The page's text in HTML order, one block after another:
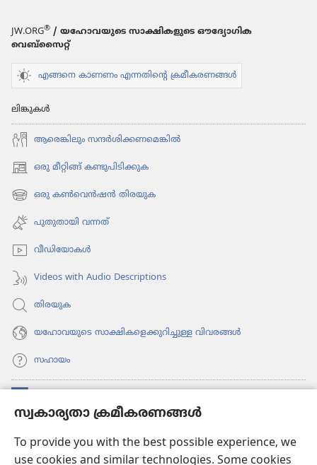
സ്വകാര്യതാ ക്രമീകരണങ്ങൾ
To provide you with the best possible experience, we
use cookies and similar technologies. Some cookies
സെപ്റ്റംബര്‍ 8
JW.ORG® / യഹോവയുടെ സാക്ഷികളുടെ ഔദ്യോഗിക
വെബ്സൈറ്റ്
എങ്ങനെ കാണണം എന്നതിന്റെ ക്രമീകരണങ്ങൾ
ലിങ്കുകൾ
ആരെങ്കി​ലും സന്ദർശി​ക്ക​ണ​മെ​ങ്കിൽ
ഒരു മീറ്റിങ്ങ് കണ്ടുപിടിക്കുക
(പുതിയ
പേജ്
തുറക്കുക)
ഒരു കൺവെൻഷൻ തിരയുക
(പുതിയ
പേജ്
തുറക്കുക)
പുതുതായി വന്നത്‌
വീഡി​യോ​കൾ
Videos with Audio Descriptions
തിരയുക
യഹോവയുടെ സാക്ഷികളെക്കുറിച്ചുള്ള വിവരങ്ങൾ
സഹായം
പേജ്
വാച്ച്ടവര്‍ ഓണ്‍ലൈന്‍ ലൈബ്രറി
(പുതിയ
പേജ്